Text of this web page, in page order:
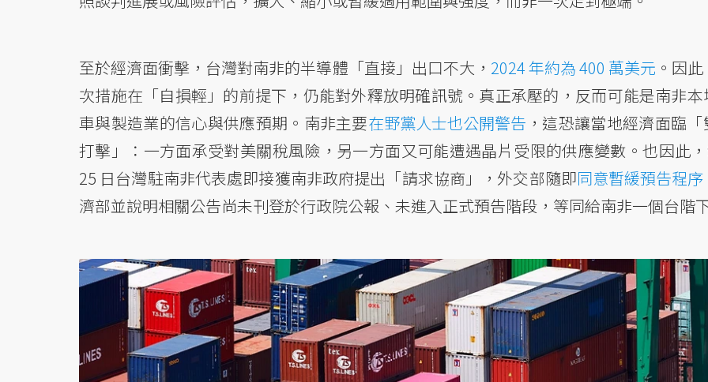
至於經濟面衝擊，台灣對南非的半導體「直接」出口不大， 2024 年約為 400 萬美元 。因
次措施在「自損輕」的前提下，仍能對外釋放明確訊號。真正承壓的，反而可能是南非本
車與製造業的信心與供應預期。南非主要在野黨人士也公開警告 ，這恐讓當地經濟面臨「
打擊」：一方面承受對美關稅風險，另一方面又可能遭遇晶片受限的供應變數。也因此，
25 日台灣駐南非代表處即接獲南非政府提出「請求協商」，外交部隨即同意暫緩預告程序
濟部並說明相關公告尚未刊登於行政院公報、未進入正式預告階段，等同給南非一個台階